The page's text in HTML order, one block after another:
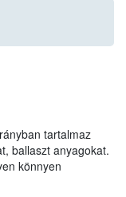
tartalmaz
ballaszt anyagokat.
könnyen